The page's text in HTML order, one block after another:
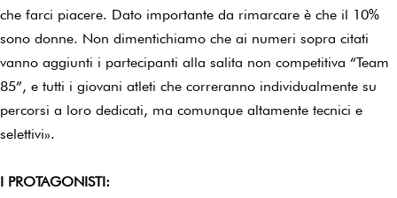
che farci piacere. Dato importante da rimarcare è che il 10%
sono donne. Non dimentichiamo che ai numeri sopra citati
vanno aggiunti i partecipanti alla salita non competitiva “Team
85”, e tutti i giovani atleti che correranno individualmente su
percorsi a loro dedicati, ma comunque altamente tecnici e
selettivi».
I PROTAGONISTI: